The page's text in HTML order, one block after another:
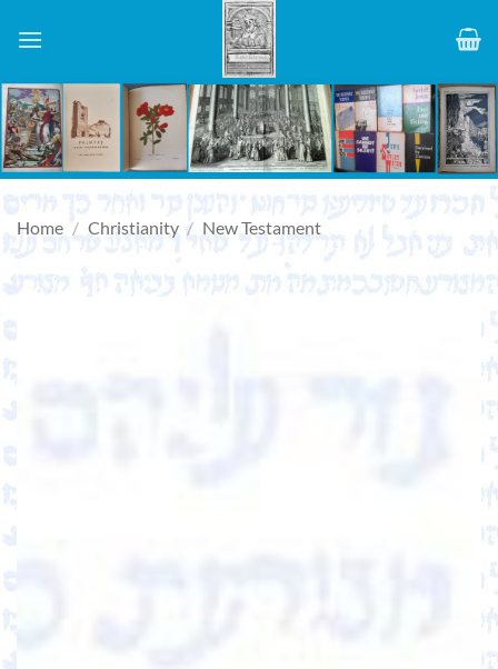
Home / Christianity / New Testament